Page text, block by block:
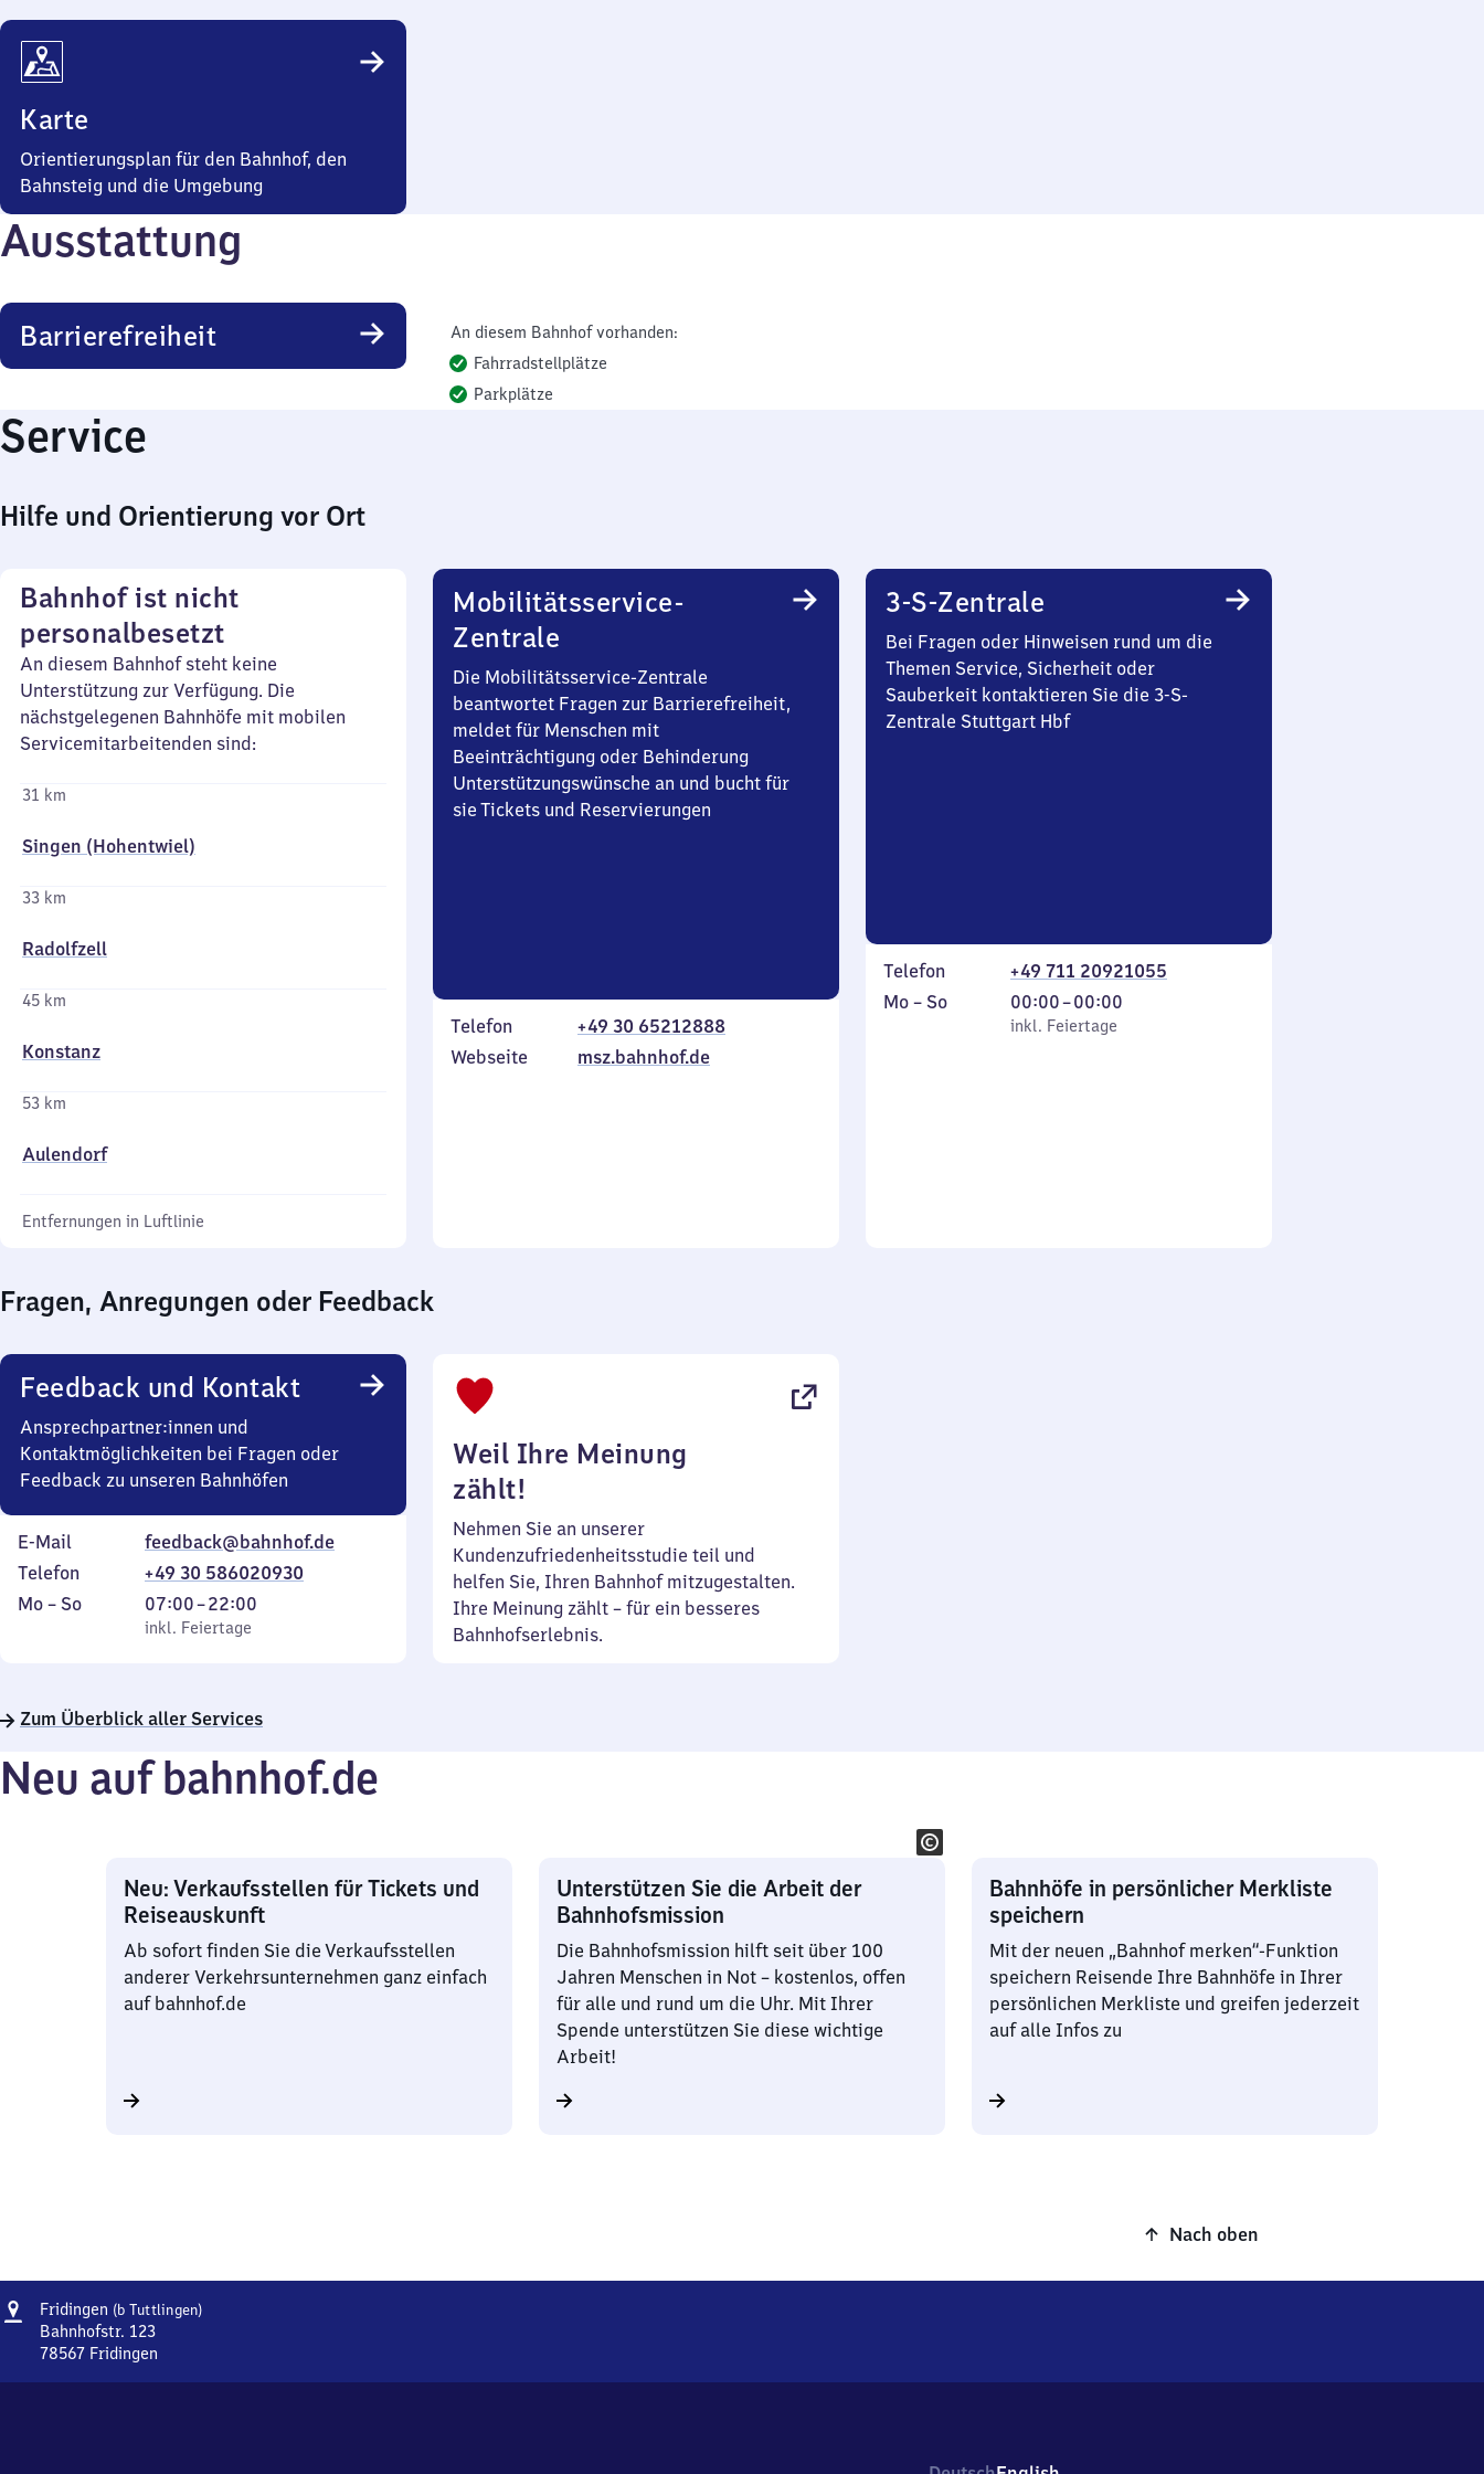
Karte
Orientierungsplan für den Bahnhof, den
Bahnsteig und die Umgebung
Ausstattung
Barrierefreiheit
An diesem Bahnhof vorhanden:
Fahrradstellplätze
Parkplätze
Service
Hilfe und Orientierung vor Ort
Bahnhof ist nicht
personalbesetzt
An diesem Bahnhof steht keine
Unterstützung zur Verfügung. Die
nächstgelegenen Bahnhöfe mit mobilen
Servicemitarbeitenden sind:
31 km
Singen (Hohentwiel)
33 km
Radolfzell
45 km
Konstanz
53 km
Aulendorf
Entfernungen in Luftlinie
Mobilitätsservice-
Zentrale
Die Mobilitätsservice-Zentrale
beantwortet Fragen zur Barrierefreiheit,
meldet für Menschen mit
Beeinträchtigung oder Behinderung
Unterstützungswünsche an und bucht für
sie Tickets und Reservierungen
Telefon
+49 30 65212888
Webseite
msz.bahnhof.de
3-S-Zentrale
Bei Fragen oder Hinweisen rund um die
Themen Service, Sicherheit oder
Sauberkeit kontaktieren Sie die 3-S-
Zentrale Stuttgart Hbf
Telefon
+49 711 20921055
Montag
Mo – So,
inkl. Feiertage
00:00–00:00
Von
0
inkl. Feiertage
Fragen, Anregungen oder Feedback
Feedback und Kontakt
Ansprechpartner:innen und
Kontaktmöglichkeiten bei Fragen oder
Feedback zu unseren Bahnhöfen
E-Mail
feedback@bahnhof.de
Telefon
+49 30 586020930
Montag
Mo – So,
inkl. Feiertage
07:00–22:00
Von
7
22
inkl. Feiertage
Weil Ihre Meinung
zählt!
Nehmen Sie an unserer
Kundenzufriedenheitsstudie teil und
helfen Sie, Ihren Bahnhof mitzugestalten.
Ihre Meinung zählt – für ein besseres
Bahnhofserlebnis.
Zum Überblick aller Services
Neu auf bahnhof.de
Neu: Verkaufsstellen für Tickets und
Reiseauskunft
Ab sofort finden Sie die Verkaufsstellen
anderer Verkehrsunternehmen ganz einfach
auf bahnhof.de
Unterstützen Sie die Arbeit der
Bahnhofsmission
Die Bahnhofsmission hilft seit über 100
Jahren Menschen in Not – kostenlos, offen
für alle und rund um die Uhr. Mit Ihrer
Spende unterstützen Sie diese wichtige
Arbeit!
Bahnhöfe in persönlicher Merkliste
speichern
Mit der neuen „Bahnhof merken“-Funktion
speichern Reisende Ihre Bahnhöfe in Ihrer
persönlichen Merkliste und greifen jederzeit
auf alle Infos zu
Nach oben
Adresse
Fridingen (b Tuttlingen)Fridingen
Bahnhofstr. 123
78567 Fridingen